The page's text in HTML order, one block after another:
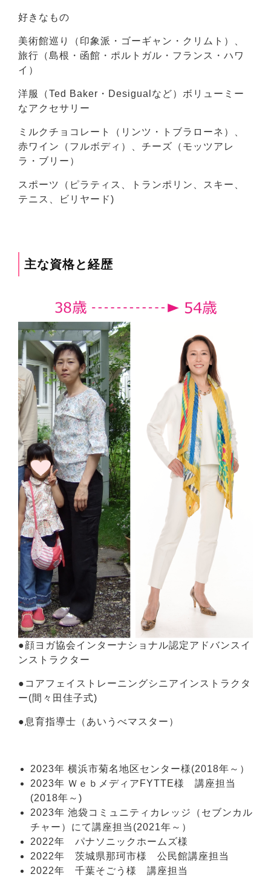
好きなもの
美術館巡り（印象派・ゴーギャン・クリムト）、
旅行（島根・函館・ポルトガル・フランス・ハワ
イ）
洋服（Ted Baker・Desigualなど）ボリューミー
なアクセサリー
ミルクチョコレート（リンツ・トブラローネ）、
赤ワイン（フルボディ）、チーズ（モッツアレ
ラ・ブリー）
スポーツ（ピラティス、トランポリン、スキー、
テニス、ビリヤード)
主な資格と経歴
●顔ヨガ協会インターナショナル認定アドバンスイ
ンストラクター
●コアフェイストレーニングシニアインストラクタ
ー(間々田佳子式)
●息育指導士（あいうべマスター）
2023年 横浜市菊名地区センター様(2018年～）
2023年 ＷｅｂメディアFYTTE様 講座担当
(2018年～)
2023年 池袋コミュニティカレッジ（セブンカル
チャー）にて講座担当(2021年～）
2022年 パナソニックホームズ様
2022年 茨城県那珂市様 公民館講座担当
2022年 千葉そごう様 講座担当